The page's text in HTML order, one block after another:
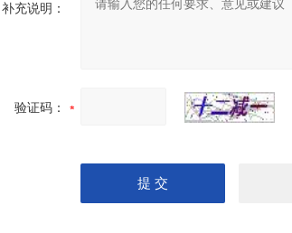
补充说明：
验证码：